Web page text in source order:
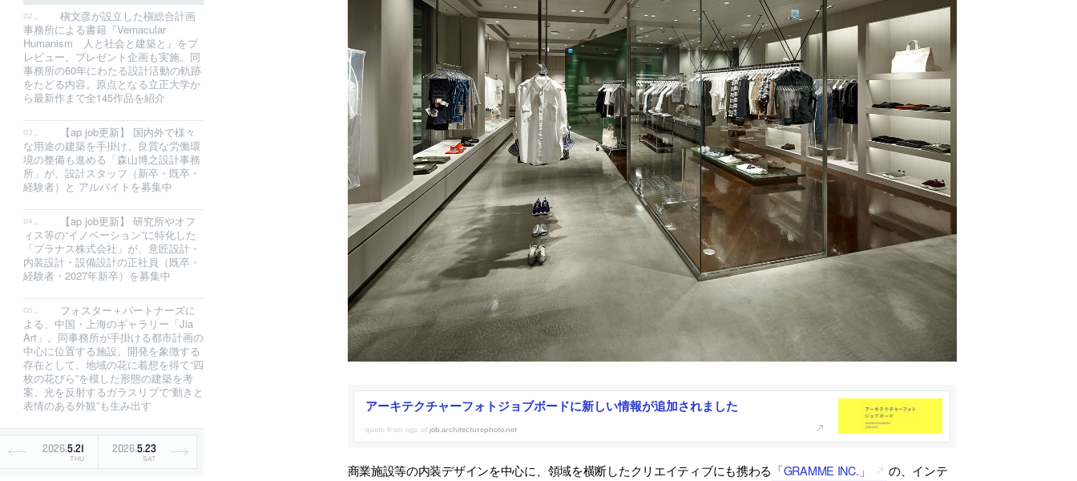
槇文彦が設立した槇総合計画
事務所による書籍『Vernacular
Humanism 人と社会と建築と』をプ
レビュー。プレゼント企画も実施。同
事務所の60年にわたる設計活動の軌跡
をたどる内容。原点となる立正大学か
ら最新作まで全145作品を紹介
【ap job更新】 国内外で様々
な用途の建築を手掛け、良質な労働環
境の整備も進める「森山博之設計事務
所」が、設計スタッフ（新卒・既卒・
経験者）と アルバイトを募集中
【ap job更新】 研究所やオフ
ィス等の“イノベーション”に特化した
「プラナス株式会社」が、意匠設計・
内装設計・設備設計の正社員（既卒・
経験者・2027年新卒）を募集中
フォスター＋パートナーズに
よる、中国・上海のギャラリー「Jia
Art」。同事務所が手掛ける都市計画の
中心に位置する施設。開発を象徴する
存在として、地域の花に着想を得て“四
枚の花びら”を模した形態の建築を考
案。光を反射するガラスリブで“動きと
表情のある外観”も生み出す
2026.5.21
THU
2026.5.23
SAT
アーキテクチャーフォトジョブボードに新しい情報が追加されました
job.architecturephoto.net
商業施設等の内装デザインを中心に、領域を横断したクリエイティブにも携わる 「GRAMME INC.」
の、インテ